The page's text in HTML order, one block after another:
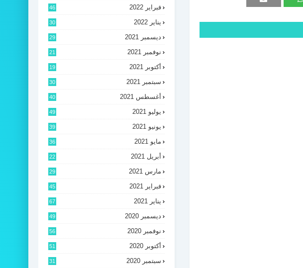
فبراير 2022 46
يناير 2022 30
ديسمبر 2021 29
نوفمبر 2021 21
أكتوبر 2021 19
سبتمبر 2021 30
أغسطس 2021 40
يوليو 2021 49
يونيو 2021 39
مايو 2021 36
أبريل 2021 22
مارس 2021 29
فبراير 2021 45
يناير 2021 67
ديسمبر 2020 49
نوفمبر 2020 56
أكتوبر 2020 51
سبتمبر 2020 31